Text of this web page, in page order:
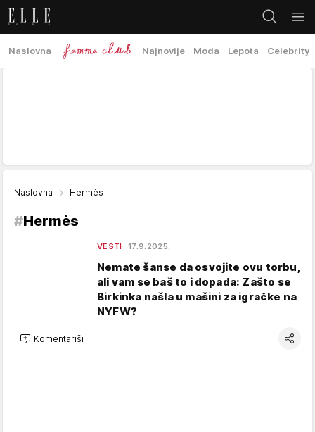
Naslovna Najnovije Moda Lepota Celebrity
Naslovna Hermès
#Hermès
VESTI 17.9.2025.
Nemate šanse da osvojite ovu torbu,
ali vam se baš to i dopada: Zašto se
Birkinka našla u mašini za igračke na
NYFW?
Komentariši